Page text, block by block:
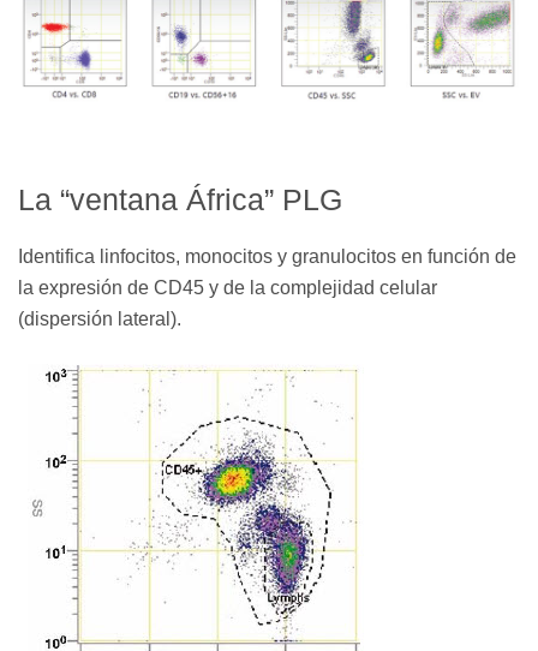
La “ventana África” PLG
Identifica linfocitos, monocitos y granulocitos en función de
la expresión de CD45 y de la complejidad celular
(dispersión lateral).